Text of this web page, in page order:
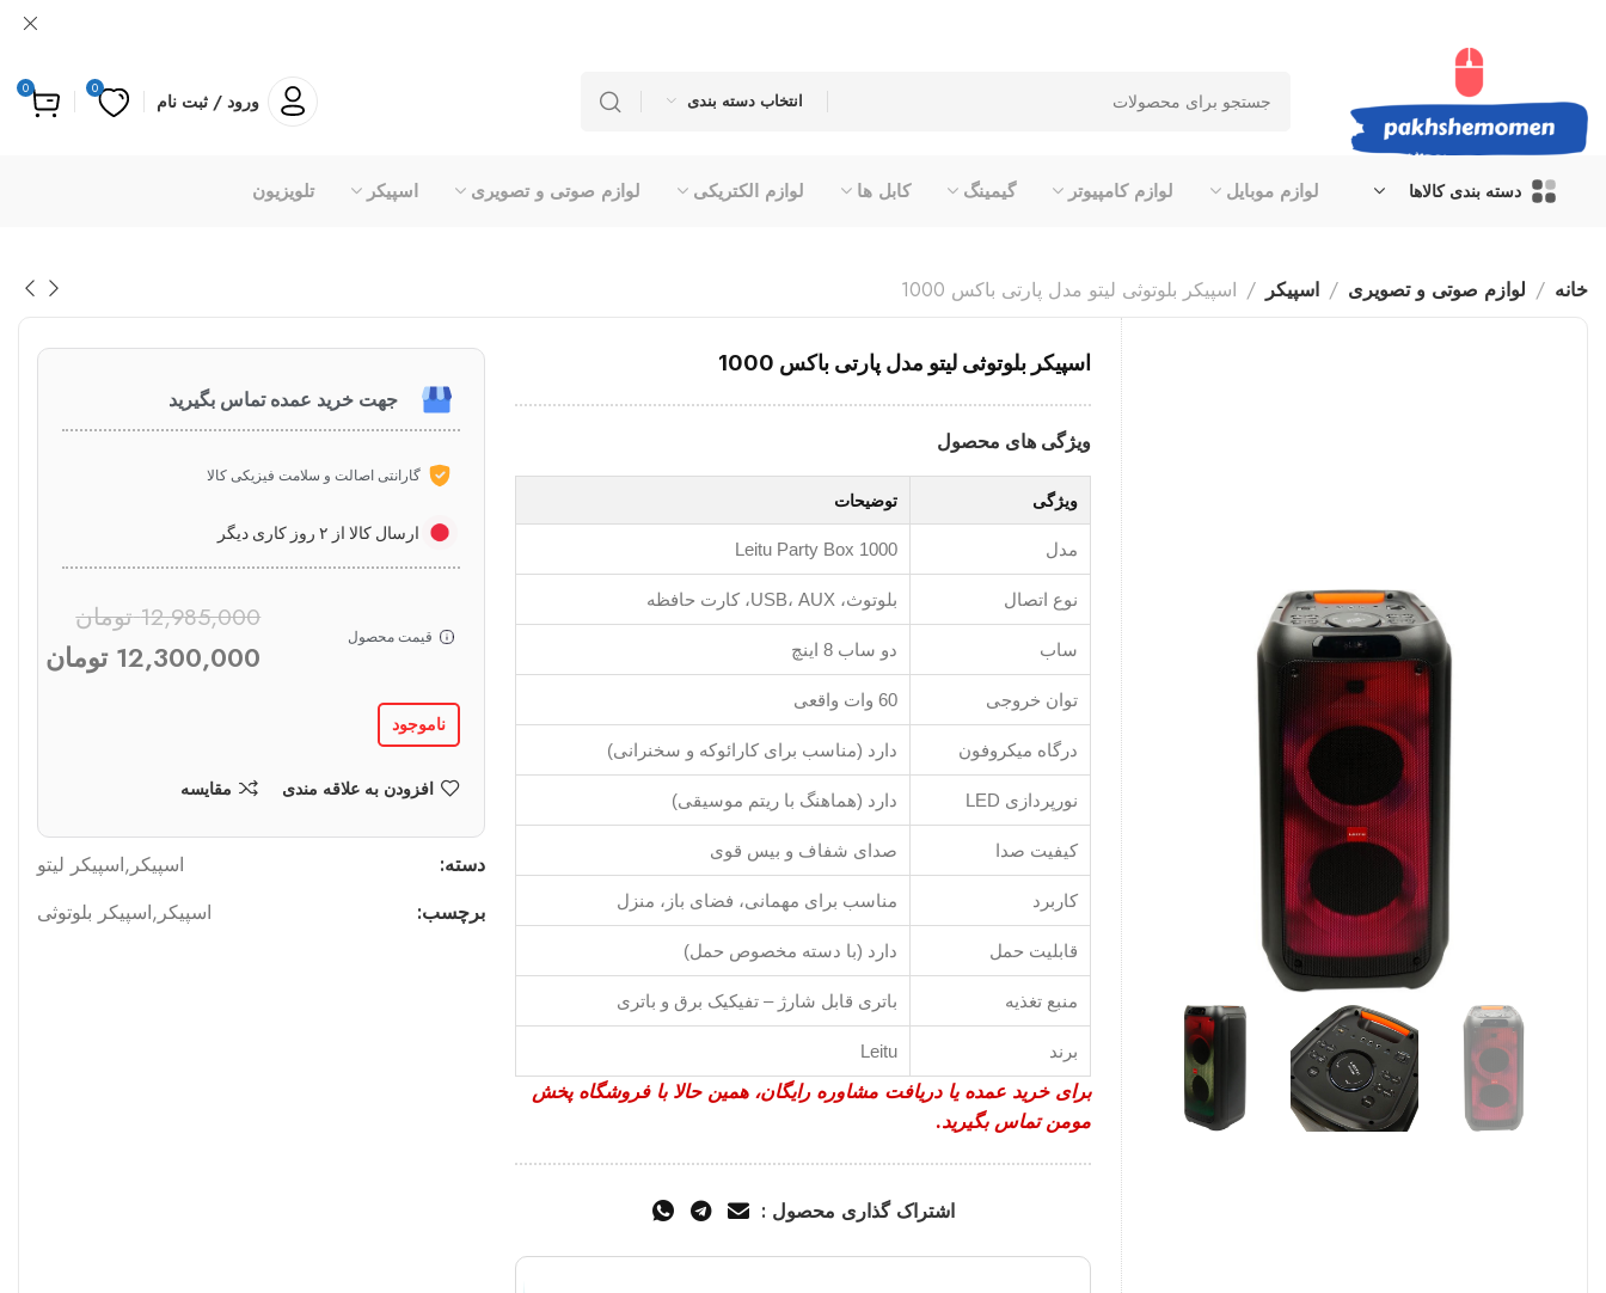
انتخاب دسته بندی ورود / ثبت نام
0
0
دسته بندی کالاها لوازم موبایل لوازم کامپیوتر گیمینگ کابل ها لوازم الکتریکی لوازم صوتی و تصویری اسپیکر تلویزیون
خانه لوازم صوتی و تصویری اسپیکر اسپیکر بلوتوثی لیتو مدل پارتی باکس 1000
اسپیکر بلوتوثی لیتو مدل پارتی باکس 1000
ویژگی های محصول
ویژگی توضیحات
مدل Leitu Party Box 1000
نوع اتصال بلوتوث، USB، AUX، کارت حافظه
ساب دو ساب 8 اینچ
توان خروجی 60 وات واقعی
درگاه میکروفون دارد (مناسب برای کارائوکه و سخنرانی)
نورپردازی LED دارد (هماهنگ با ریتم موسیقی)
کیفیت صدا صدای شفاف و بیس قوی
کاربرد مناسب برای مهمانی، فضای باز، منزل
قابلیت حمل دارد (با دسته مخصوص حمل)
منبع تغذیه باتری قابل شارژ – تفیکیک برق و باتری
برند Leitu
برای خرید عمده یا دریافت مشاوره رایگان، همین حالا با فروشگاه پخش
مومن تماس بگیرید.
اشتراک گذاری محصول :
جهت خرید عمده تماس بگیرید
گارانتی اصالت و سلامت فیزیکی کالا
ارسال کالا از ۲ روز کاری دیگر
قیمت محصول
12,985,000 تومان
12,300,000 تومان
ناموجود
افزودن به علاقه مندی مقایسه
دسته: اسپیکر ,اسپیکر لیتو
برچسب:
اسپیکر ,اسپیکر بلوتوثی